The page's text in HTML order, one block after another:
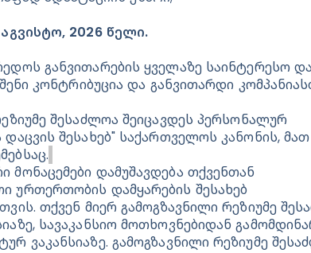
2026 წელი.
განვითარების ყველაზე საინტერესო და
კონტრიბუცია და განვითარდი
შესაძლოა შეიცავდეს პერსონალურ
შესახებ" საქართველოს კანონის,
დამუშავდება თქვენთან
ურთერთობის დამყარების შესახებ
თქვენ მიერ გამოგზავნილი რეზიუმე
სავაკანსიო მოთხოვნებიდან
ვაკანსიაზე. გამოგზავნილი რეზიუმე